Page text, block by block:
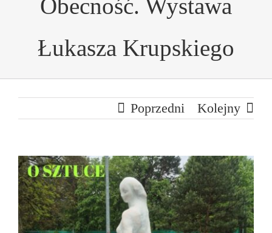
Obecność. Wystawa
Łukasza Krupskiego
Poprzedni Kolejny
Pokaż
większy
obrazek